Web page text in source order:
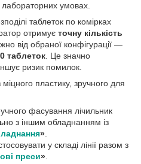
лабораторних умовах.
таблеток по комірках
отримує точну кількість
від обраної конфігурації —
таблеток . Це значно
ризик помилок.
пластику, зручного для
фасування лічильник
з іншим обладнанням із
»
у складі лінії разом з
преси»